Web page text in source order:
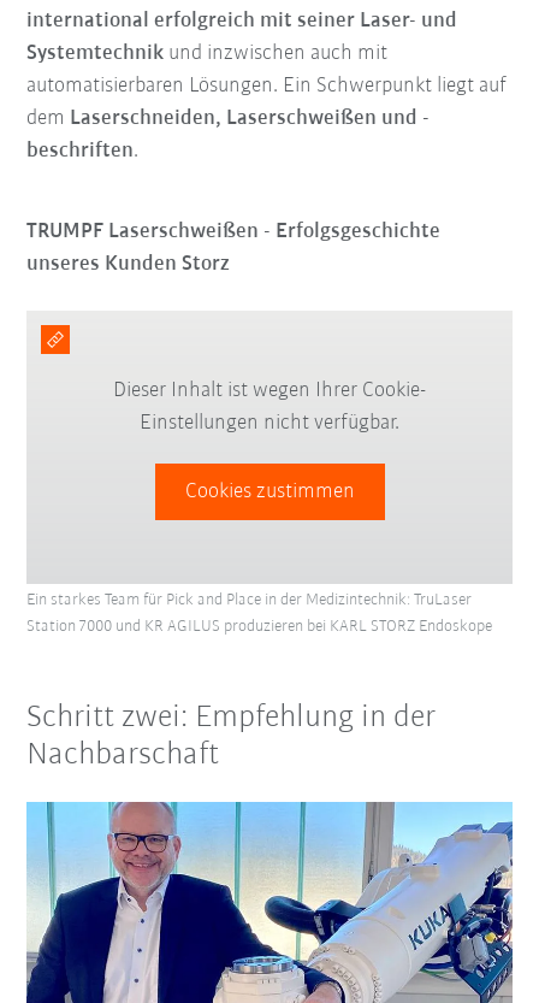
international erfolgreich mit seiner Laser- und
Systemtechnik und inzwischen auch mit
automatisierbaren Lösungen. Ein Schwerpunkt liegt auf
dem Laserschneiden, Laserschweißen und -
beschriften.
TRUMPF Laserschweißen - Erfolgsgeschichte
unseres Kunden Storz
Dieser Inhalt ist wegen Ihrer Cookie-
Einstellungen nicht verfügbar.
Cookies zustimmen
Ein starkes Team für Pick and Place in der Medizintechnik: TruLaser
Station 7000 und KR AGILUS produzieren bei KARL STORZ Endoskope
Schritt zwei: Empfehlung in der
Nachbarschaft